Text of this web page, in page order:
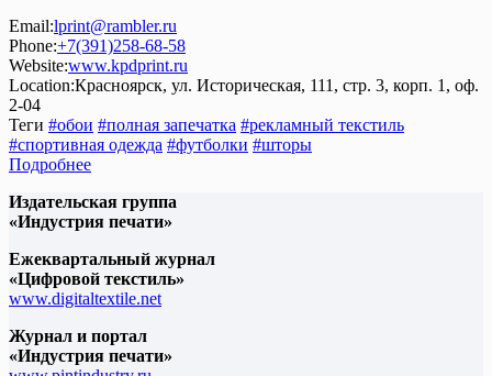
Email:lprint@rambler.ru
Phone:+7(391)258-68-58
Website:www.kpdprint.ru
Location:Красноярск, ул. Историческая, 111, стр. 3, корп. 1, оф.
2-04
Теги #обои #полная запечатка #рекламный текстиль
#спортивная одежда #футболки #шторы
Подробнее
Издательская группа
«Индустрия печати»
Ежеквартальный журнал
«Цифровой текстиль»
www.digitaltextile.net
Журнал и портал
«Индустрия печати»